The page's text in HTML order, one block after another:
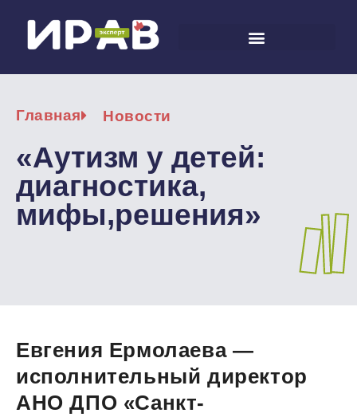
Главная Новости
«Аутизм у детей:
диагностика,
мифы,решения»
Евгения Ермолаева —
исполнительный директор
АНО ДПО «Санкт-